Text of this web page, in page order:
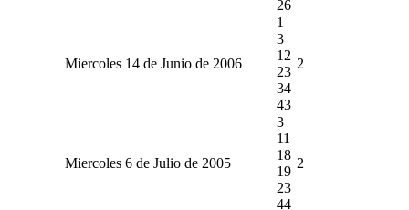
26
Miercoles 14 de Junio de 2006
1
3
12
23
34
43
2
Miercoles 6 de Julio de 2005
3
11
18
19
23
44
2